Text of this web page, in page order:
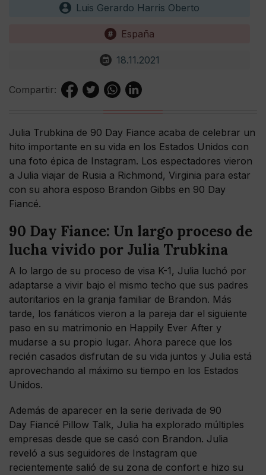
Luis Gerardo Harris Oberto
España
18.11.2021
Compartir:
Julia Trubkina de 90 Day Fiance acaba de celebrar un
hito importante en su vida en los Estados Unidos con
una foto épica de Instagram. Los espectadores vieron
a Julia viajar de Rusia a Richmond, Virginia para estar
con su ahora esposo Brandon Gibbs en 90 Day
Fiancé.
90 Day Fiance: Un largo proceso de
lucha vivido por Julia Trubkina
A lo largo de su proceso de visa K-1, Julia luchó por
adaptarse a vivir bajo el mismo techo que sus padres
autoritarios en la granja familiar de Brandon. Más
tarde, los fanáticos vieron a la pareja dar el siguiente
paso en su matrimonio en Happily Ever After y
mudarse a su propio lugar. Ahora parece que los
recién casados disfrutan de su vida juntos y Julia está
aprovechando al máximo su tiempo en los Estados
Unidos.
Además de aparecer en la serie derivada de 90
Day Fiancé Pillow Talk, Julia ha explorado múltiples
empresas desde que se casó con Brandon. Julia
reveló a sus seguidores de Instagram que
recientemente salió de su zona de confort e hizo su